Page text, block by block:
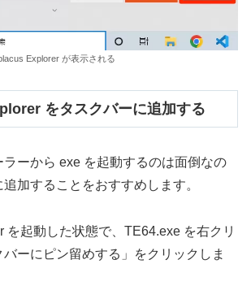
Explorer が表示される
をタスクバーに追加する
ーから exe を起動するのは面倒なの
加することをおすすめします。
を起動した状態で、TE64.exe を右クリ
ーにピン留めする」をクリックしま